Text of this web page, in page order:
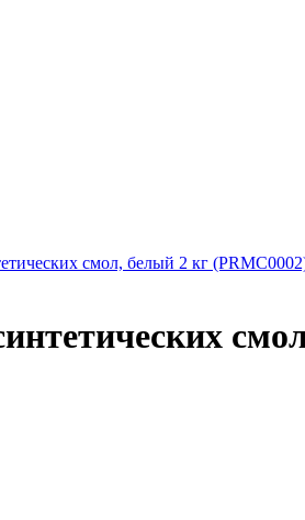
смол, белый 2 кг